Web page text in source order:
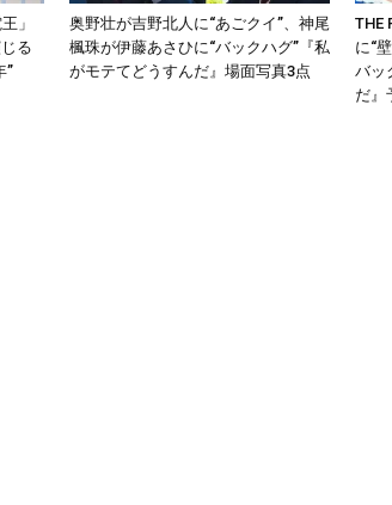
」
る
”
奥野壮が吉野北人に“あごクイ”、神尾
楓珠が伊藤あさひに“バックハグ”『私
がモテてどうすんだ』場面写真3点
THE
に“
バッ
だ』